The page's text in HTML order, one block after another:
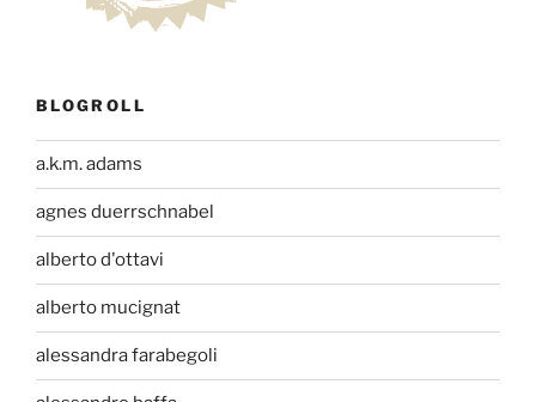
BLOGROLL
a.k.m. adams
agnes duerrschnabel
alberto d'ottavi
alberto mucignat
alessandra farabegoli